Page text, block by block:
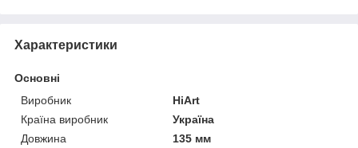
Характеристики
Основні
Виробник
HiArt
Країна виробник
Україна
Довжина
135 мм